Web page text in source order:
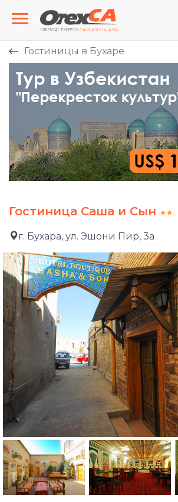
Гостиницы в Бухаре
Гостиница Саша и Сын
г. Бухара, ул. Эшони Пир, 3а